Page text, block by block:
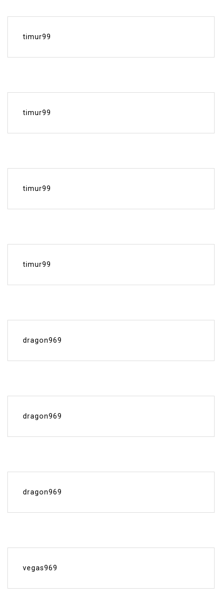
timur99
timur99
timur99
timur99
dragon969
dragon969
dragon969
vegas969